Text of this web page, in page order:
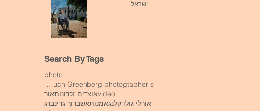
ישראל
Search By Tags
photo
studio photography Baruch Greenberg photogtapher s
videoאוצרים זכרונותאור
אורלי גולדקלנגאמנותאשברוך גרינברג